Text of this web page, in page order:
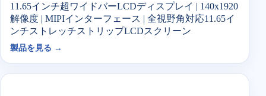
11.65インチ超ワイドバーLCDディスプレイ | 140x1920
解像度 | MIPIインターフェース | 全視野角対応11.65イ
ンチストレッチストリップLCDスクリーン
製品を見る →